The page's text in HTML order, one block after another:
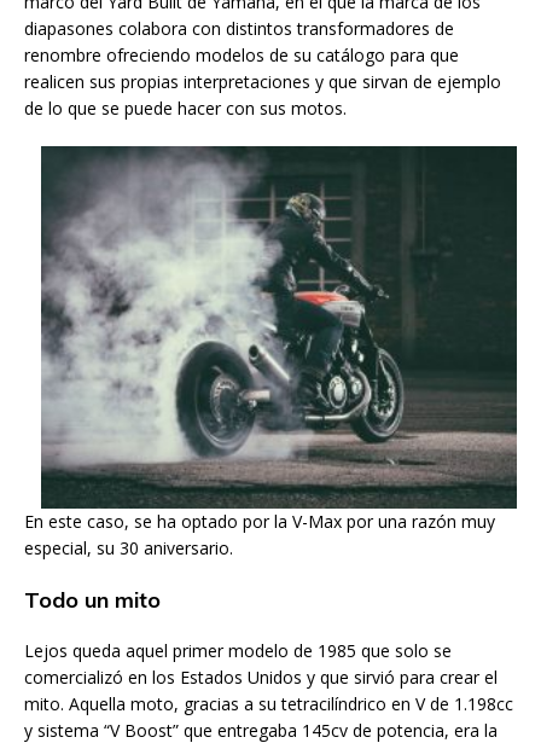
diapasones colabora con distintos transformadores de
renombre ofreciendo modelos de su catálogo para que
realicen sus propias interpretaciones y que sirvan de ejemplo
de lo que se puede hacer con sus motos.
En este caso, se ha optado por la V-Max por una razón muy
especial, su 30 aniversario.
Todo un mito
Lejos queda aquel primer modelo de 1985 que solo se
comercializó en los Estados Unidos y que sirvió para crear el
mito. Aquella moto, gracias a su tetracilíndrico en V de 1.198cc
y sistema “V Boost” que entregaba 145cv de potencia, era la